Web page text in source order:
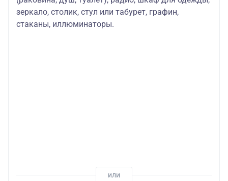
зеркало, столик, стул или табурет, графин,
стаканы, иллюминаторы.